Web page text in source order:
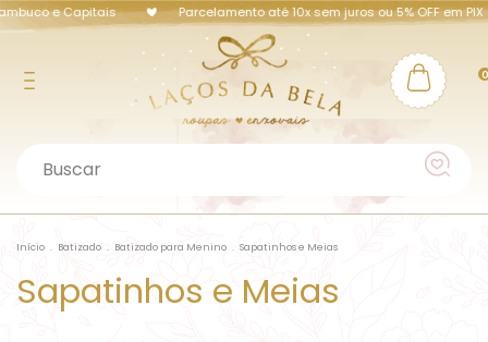
e Capitais Parcelamento até 10x sem juros ou 5% OFF em PIX
Início . Batizado . Batizado para Menino . Sapatinhos e Meias
Sapatinhos e Meias